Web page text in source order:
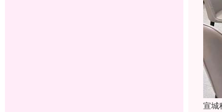
宣城